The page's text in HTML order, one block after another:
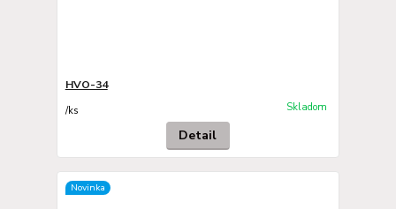
HVO-34
/ks Skladom
Detail
Novinka